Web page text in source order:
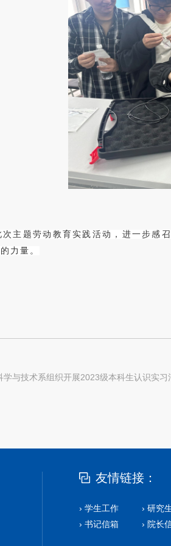
次主题劳动教育实践活动，进一步感
力量。
学与技术系组织开展2023级本科生认识实习
友情链接：
› 学生工作 › 研究
› 书记信箱
› 院长